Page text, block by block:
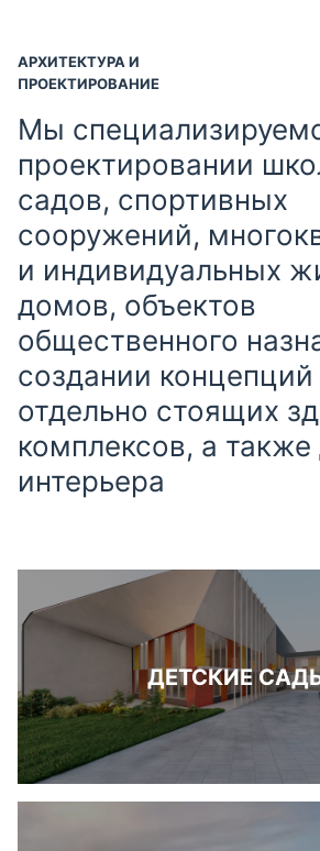
АРХИТЕКТУРА И
ПРОЕКТИРОВАНИЕ
Мы
проектировании
садов, спортивных
сооружений,
и индивидуальных
домов, объектов
общественного
создании концепций
отдельно стоящих
комплексов, а также
интерьера
ДЕТСКИЕ